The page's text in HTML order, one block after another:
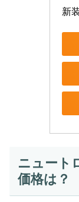
新
ニュート
価格は？